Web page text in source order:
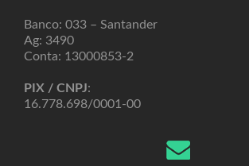
Banco: 033 – Santander
Ag: 3490
Conta: 13000853-2
PIX / CNPJ:
16.778.698/0001-00